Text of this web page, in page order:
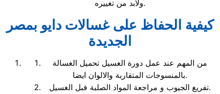
ولابد من تغييره.
كيفية الحفاظ على غسالات دايو بمصر
الجديدة
من المهم عند عمل دورة الغسيل تحميل الغسالة
بالمنسوجات المتقاربة والالوان ايضا.
تفريغ الجيوب و مراجعة المواد الصلبة فبل الغسيل.